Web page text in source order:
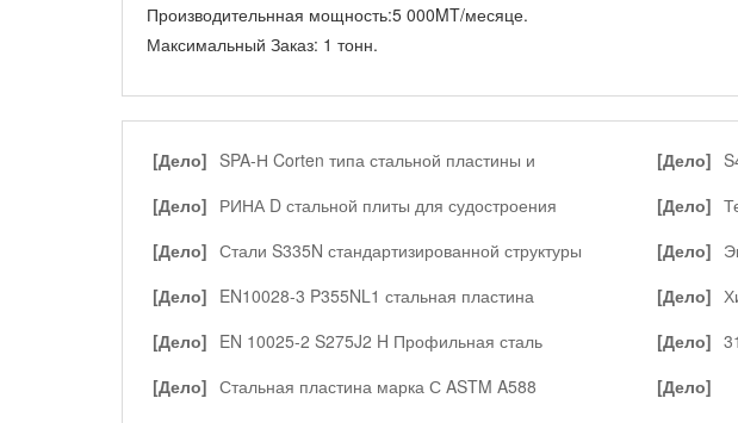
Производительнная мощность:5 000MT/месяце.
Максимальный Заказ: 1 тонн.
[Дело] SPA-Н Corten типа стальной пластины и
[Дело]
[Дело] РИНА D стальной плиты для судостроения [Дело]
[Дело] Стали S335N стандартизированной структуры [Дело]
[Дело] EN10028-3 P355NL1 стальная пластина [Дело]
[Дело] EN 10025-2 S275J2 H Профильная сталь [Дело]
[Дело] Стальная пластина марка С ASTM A588 [Дело]